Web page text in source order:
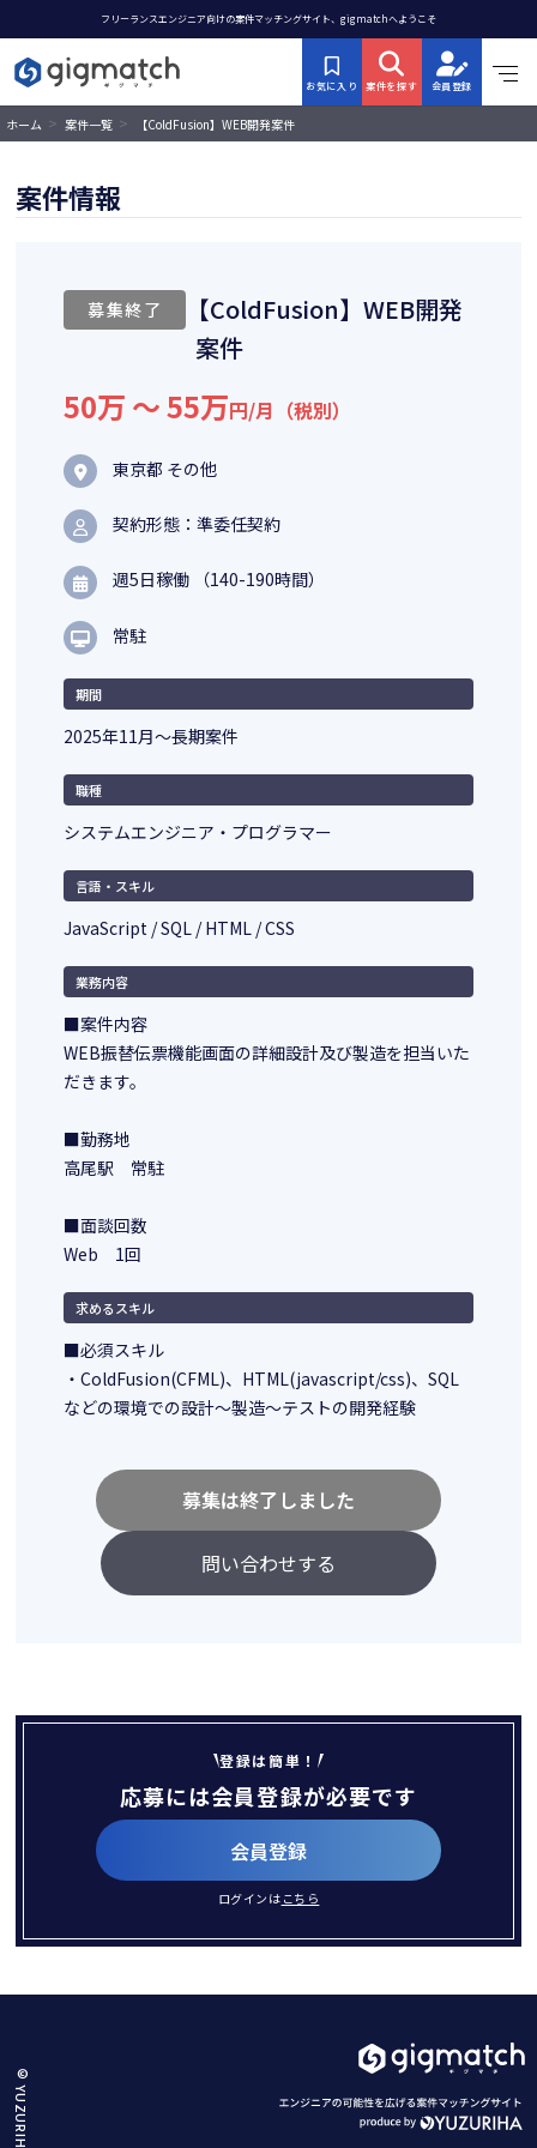
フリーランスエンジニア向けの案件マッチングサイト、gigmatchへようこそ
お気に入り 案件を探す 会員登録
ホーム > 案件一覧 > 【ColdFusion】WEB開発案件
案件情報
募集終了
【ColdFusion】WEB開発
案件
50万 〜 55万円/月（税別）
東京都 その他
契約形態：準委任契約
週5日稼働 （140-190時間）
常駐
期間
2025年11月～長期案件
職種
システムエンジニア・プログラマー
言語・スキル
JavaScript / SQL / HTML / CSS
業務内容
■案件内容
WEB振替伝票機能画面の詳細設計及び製造を担当いた
だきます。
■勤務地
高尾駅 常駐
■面談回数
Web 1回
求めるスキル
■必須スキル
・ColdFusion(CFML)、HTML(javascript/css)、SQL
などの環境での設計～製造～テストの開発経験
問い合わせする
募集は終了しました
登録は簡単！
応募には会員登録が必要です
会員登録
ログインは こちら